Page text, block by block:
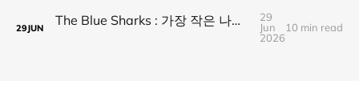
29JUN The Blue Sharks : 가장 작은 나라가 만든 가장 넓은 연결
29
Jun
2026
10 min read